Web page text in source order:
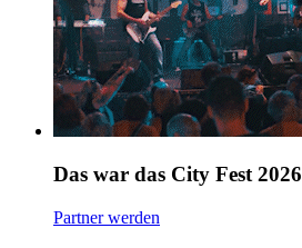
Das war das City Fest 2026
Partner werden